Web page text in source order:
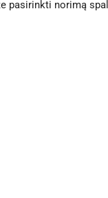
pasirinkti norimą